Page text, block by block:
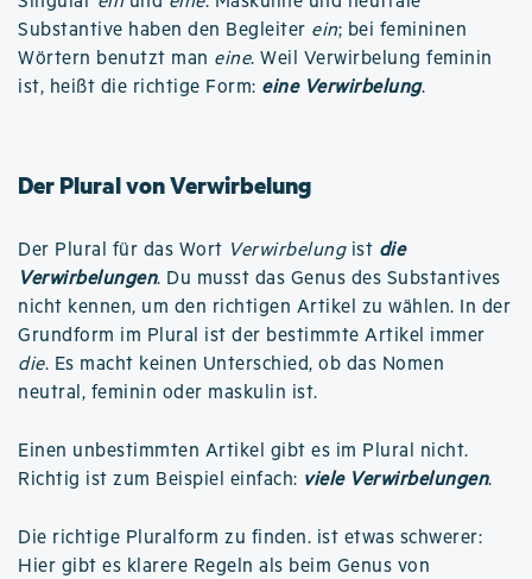
Substantive haben den Begleiter ein; bei femininen
Wörtern benutzt man eine. Weil Verwirbelung feminin
ist, heißt die richtige Form: eine Verwirbelung.
Der Plural von Verwirbelung
Der Plural für das Wort Verwirbelungist die
Verwirbelungen. Du musst das Genus des Substantives
nicht kennen, um den richtigen Artikel zu wählen. In der
Grundform im Plural ist der bestimmte Artikel immer
die. Es macht keinen Unterschied, ob das Nomen
neutral, feminin oder maskulin ist.
Einen unbestimmten Artikel gibt es im Plural nicht.
Richtig ist zum Beispiel einfach: viele Verwirbelungen.
Die richtige Pluralform zu finden. ist etwas schwerer:
Hier gibt es klarere Regeln als beim Genus von